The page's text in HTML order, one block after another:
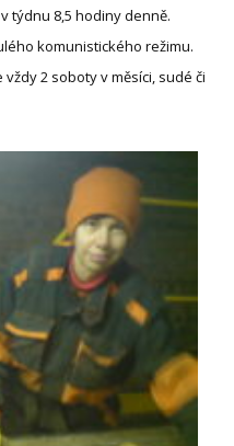
týdnu 8,5 hodiny denně.
komunistického režimu.
2 soboty v měsíci, sudé či